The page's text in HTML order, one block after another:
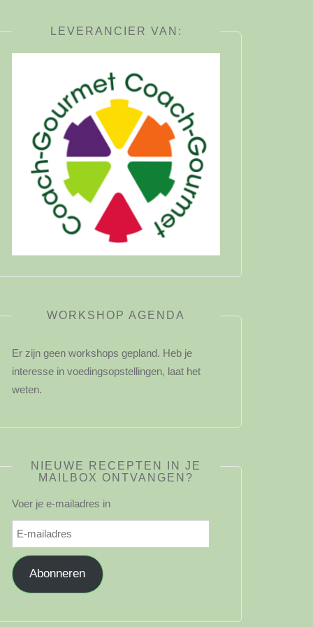
LEVERANCIER VAN:
WORKSHOP AGENDA
Er zijn geen workshops gepland. Heb je
interesse in voedingsopstellingen, laat het
weten.
NIEUWE RECEPTEN IN JE
MAILBOX ONTVANGEN?
Voer je e-mailadres in
E-
mailadres
Abonneren